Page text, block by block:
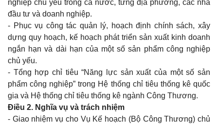
nghiệp chủ yếu trong cả nước, từng địa phương, các nhà
đầu tư và doanh nghiệp.
- Phục vụ công tác quản lý, hoạch định chính sách, xây
dựng quy hoạch, kế hoạch phát triển sản xuất kinh doanh
ngắn hạn và dài hạn của một số sản phẩm công nghiệp
chủ yếu.
- Tổng hợp chỉ tiêu “Năng lực sản xuất của một số sản
phẩm công nghiệp” trong Hệ thống chỉ tiêu thống kê quốc
gia và Hệ thống chỉ tiêu thống kê ngành Công Thương.
Điều 2. Nghĩa vụ và trách nhiệm
- Giao nhiệm vụ cho Vụ Kế hoạch (Bộ Công Thương) chủ